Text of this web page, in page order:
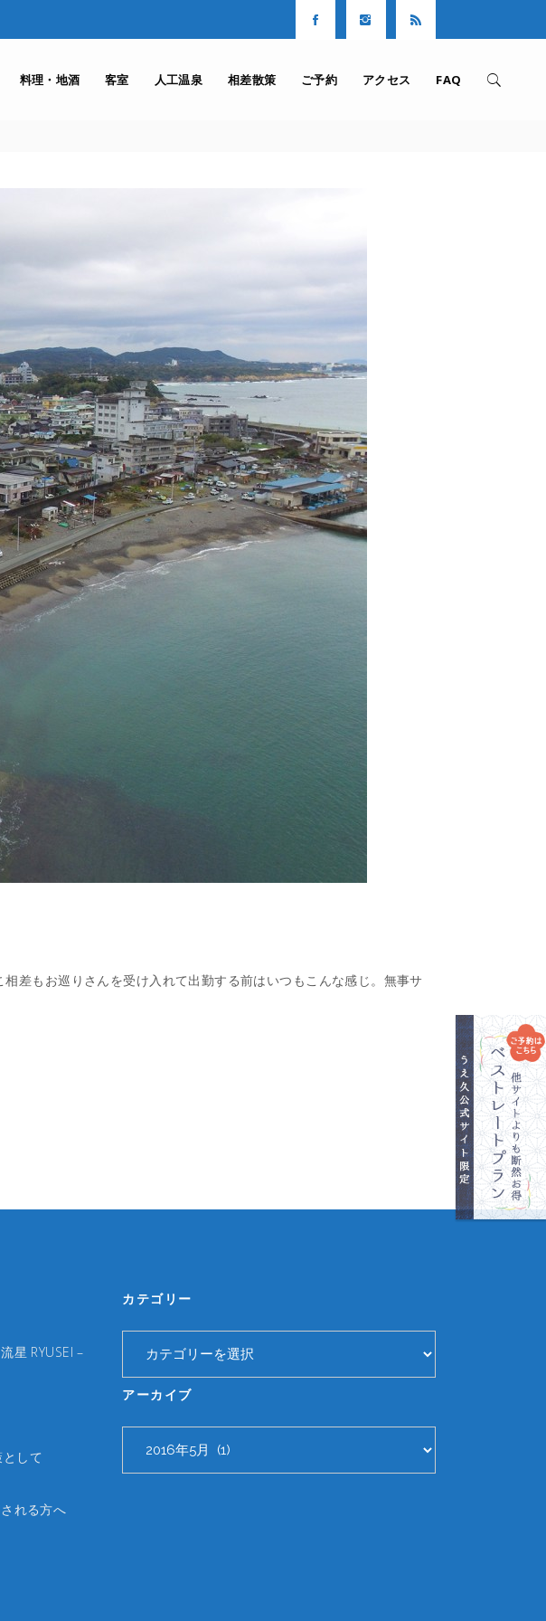
料理・地酒 客室 人工温泉 相差散策 ご予約 アクセス FAQ
差もお巡りさんを受け入れて出勤する前はいつもこんな感じ。無事サ
星 RYUSEI –
して
れる方へ
カテゴリー
アーカイブ